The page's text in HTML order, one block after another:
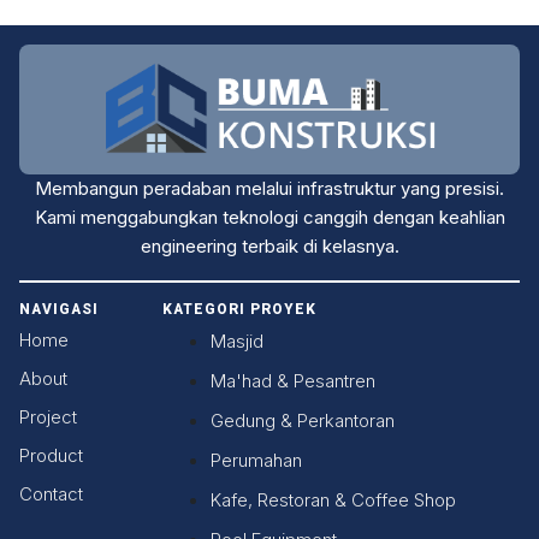
Membangun peradaban melalui infrastruktur yang presisi.
Kami menggabungkan teknologi canggih dengan keahlian
engineering terbaik di kelasnya.
NAVIGASI
Home
About
Project
Product
Contact
KATEGORI PROYEK
Masjid
Ma'had & Pesantren
Gedung & Perkantoran
Perumahan
Kafe, Restoran & Coffee Shop